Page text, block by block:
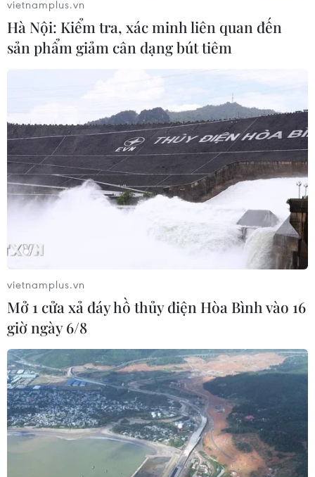
Cuộc gặp giữa hai nhà lãnh đạo Nga và Mỹ
phải được chuẩn bị kỹ lưỡng
23/03/2025 12:02
Điện Kremlin để ngỏ khả năng Tổng thống Nga Putin và
người đồng cấp Mỹ Donald Trump có thể có thêm các
cuộc tiếp xúc khác trong những tháng tới đây ngoài
những cuộc điện đàm chính thức đã công bố.
Tổng thống Mỹ đánh giá về nỗ lực
hạ nhiệt xung đột Nga-Ukraine
23/03/2025 11:38
Tổng thống Trump nhận định "các cuộc thảo luận diễn
vietnamplus.vn
Hà Nội: Kiểm tra, xác minh liên quan đến
sản phẩm giảm cân dạng bút tiêm
vietnamplus.vn
Mở 1 cửa xả đáy hồ thủy điện Hòa Bình vào 16
giờ ngày 6/8